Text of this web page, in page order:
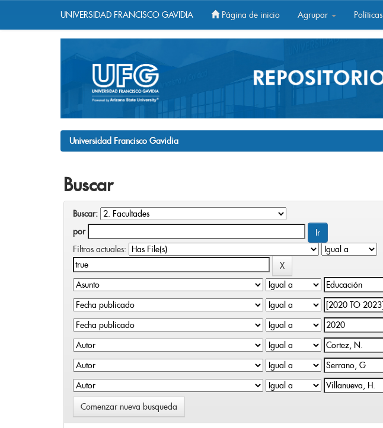
UNIVERSIDAD FRANCISCO GAVIDIA Página de inicio Agrupar Políticas
Universidad Francisco Gavidia
Buscar
Buscar:
por
Filtros actuales:
Comenzar nueva busqueda